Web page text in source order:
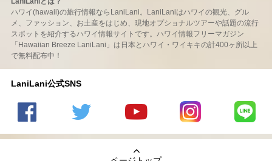
ハワイ(hawaii)の旅行情報ならLaniLani。LaniLaniはハワイの観光、グル
メ、ファッション、お土産をはじめ、現地オプショナルツアーや話題の流行
スポットを紹介するハワイ情報サイトです。ハワイ情報フリーマガジン
「Hawaiian Breeze LaniLani」は日本とハワイ・ワイキキの計400ヶ所以上
で無料配布中！
LaniLani公式SNS
の
のtwitter
の
Youtube
LaniLani
LaniLani